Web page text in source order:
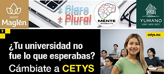
+ Claro
+ Plural